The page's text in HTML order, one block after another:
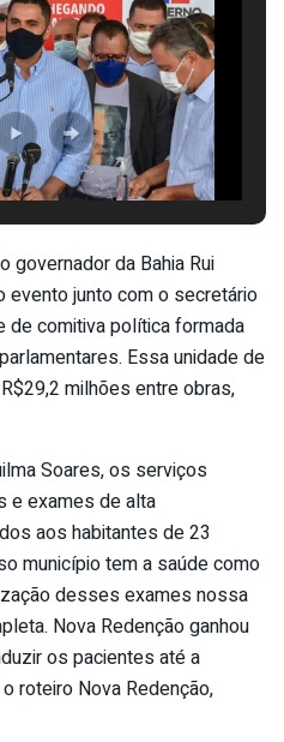
governador da Bahia Rui
evento junto com o secretário
de comitiva política formada
Essa unidade de
milhões entre obras,
Soares, os serviços
e exames de alta
aos habitantes de 23
município tem a saúde como
desses exames nossa
Nova Redenção ganhou
os pacientes até a
roteiro Nova Redenção,